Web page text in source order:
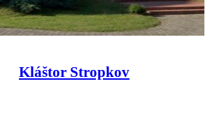
Kláštor Stropkov